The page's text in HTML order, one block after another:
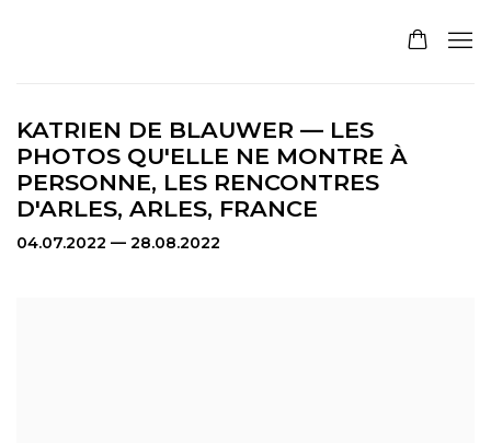
KATRIEN DE BLAUWER — LES
PHOTOS QU'ELLE NE MONTRE À
PERSONNE, LES RENCONTRES
D'ARLES, ARLES, FRANCE
04.07.2022 — 28.08.2022